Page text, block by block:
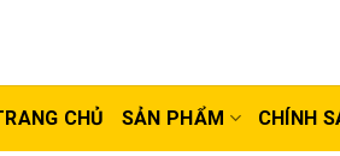
CHỦ SẢN PHẨM CHÍNH